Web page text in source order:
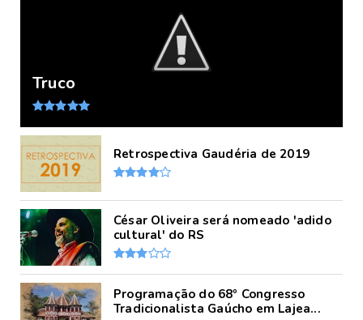
Truco
Retrospectiva Gaudéria de 2019
César Oliveira será nomeado 'adido
cultural' do RS
Programação do 68º Congresso
Tradicionalista Gaúcho em Lajea...